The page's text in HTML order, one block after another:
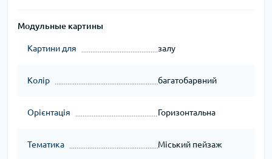
Модульные картины
Картини для залу
Колір багатобарвний
Орієнтація Горизонтальна
Тематика Міський пейзаж